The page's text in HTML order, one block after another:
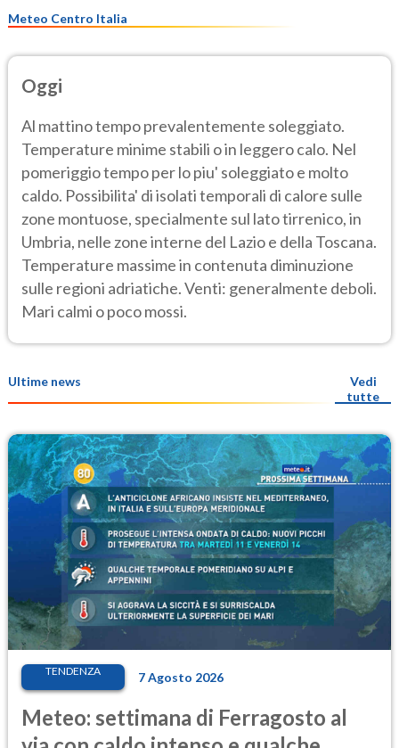
Meteo Centro Italia
Oggi
Al mattino tempo prevalentemente soleggiato.
Temperature minime stabili o in leggero calo. Nel
pomeriggio tempo per lo piu' soleggiato e molto
caldo. Possibilita' di isolati temporali di calore sulle
zone montuose, specialmente sul lato tirrenico, in
Umbria, nelle zone interne del Lazio e della Toscana.
Temperature massime in contenuta diminuzione
sulle regioni adriatiche. Venti: generalmente deboli.
Mari calmi o poco mossi.
Ultime news
Vedi
tutte
TENDENZA 7 Agosto 2026
Meteo: settimana di Ferragosto al